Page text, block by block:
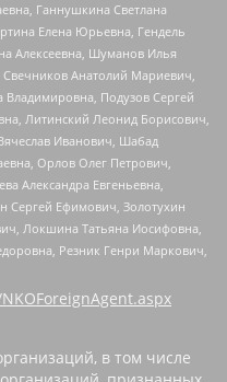
Ганнушкина Светлана
Елена Юрьевна, Гендель
Алексеевна, Шуманов Илья
Анатолий Мариевич,
Подузов Сергей
Литинский Леонид Борисович,
Иванович, Шабад
Орлов Олег Петрович,
Александра Евгеньевна,
Сергей Ефимович, Золотухин
Локшина Татьяна Иосифовна,
Резник Генри Маркович,
в том числе